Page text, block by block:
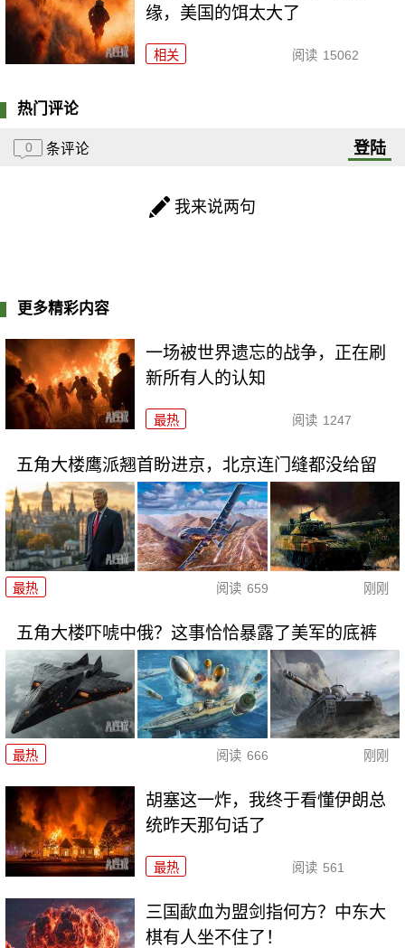
缘，美国的饵太大了
相关 阅读 15062
热门评论
0 条评论 登陆
我来说两句
更多精彩内容
一场被世界遗忘的战争，正在刷
新所有人的认知
最热 阅读 1247
五角大楼鹰派翘首盼进京，北京连门缝都没给留
最热 阅读 659 刚刚
五角大楼吓唬中俄？这事恰恰暴露了美军的底裤
最热 阅读 666 刚刚
胡塞这一炸，我终于看懂伊朗总
统昨天那句话了
最热 阅读 561
三国歃血为盟剑指何方？中东大
棋有人坐不住了！